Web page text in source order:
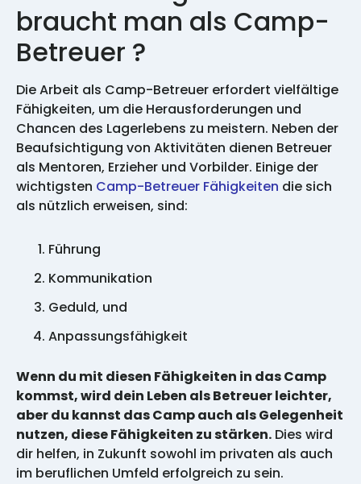
braucht man als Camp-
Betreuer ?
Die Arbeit als Camp-Betreuer erfordert vielfältige
Fähigkeiten, um die Herausforderungen und
Chancen des Lagerlebens zu meistern. Neben der
Beaufsichtigung von Aktivitäten dienen Betreuer
als Mentoren, Erzieher und Vorbilder. Einige der
wichtigsten Camp-Betreuer Fähigkeiten die sich
als nützlich erweisen, sind:
Führung
Kommunikation
Geduld, und
Anpassungsfähigkeit
Wenn du mit diesen Fähigkeiten in das Camp
kommst, wird dein Leben als Betreuer leichter,
aber du kannst das Camp auch als Gelegenheit
nutzen, diese Fähigkeiten zu stärken. Dies wird
dir helfen, in Zukunft sowohl im privaten als auch
im beruflichen Umfeld erfolgreich zu sein.